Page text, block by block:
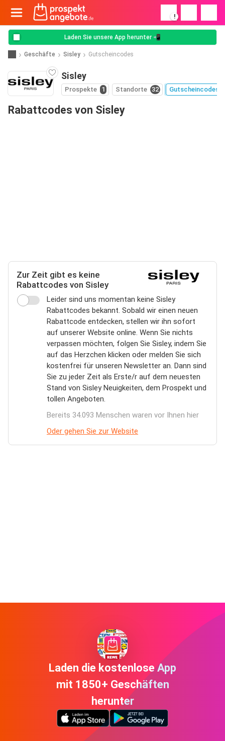
!
Laden Sie unsere App herunter 📲
Geschäfte Sisley Gutscheincodes
Sisley
Prospekte 1 Standorte 32 Gutscheincodes
Rabattcodes von Sisley
Zur Zeit gibt es keine
Rabattcodes von Sisley
Leider sind uns momentan keine Sisley
Rabattcodes bekannt. Sobald wir einen neuen
Rabattcode entdecken, stellen wir ihn sofort
auf unserer Website online. Wenn Sie nichts
verpassen möchten, folgen Sie Sisley, indem Sie
auf das Herzchen klicken oder melden Sie sich
kostenfrei für unseren Newsletter an. Dann sind
Sie zu jeder Zeit als Erste/r auf dem neuesten
Stand von Sisley Neuigkeiten, dem Prospekt und
tollen Angeboten.
Bereits 34.093 Menschen waren vor Ihnen hier
Oder gehen Sie zur Website
Laden die kostenlose App
mit 1850+ Geschäften
herunter